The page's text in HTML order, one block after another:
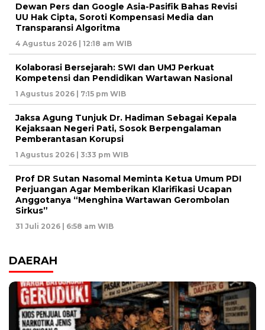
Dewan Pers dan Google Asia-Pasifik Bahas Revisi
UU Hak Cipta, Soroti Kompensasi Media dan
Transparansi Algoritma
4 Agustus 2026 | 12:18 am WIB
Kolaborasi Bersejarah: SWI dan UMJ Perkuat
Kompetensi dan Pendidikan Wartawan Nasional
1 Agustus 2026 | 7:15 pm WIB
Jaksa Agung Tunjuk Dr. Hadiman Sebagai Kepala
Kejaksaan Negeri Pati, Sosok Berpengalaman
Pemberantasan Korupsi
1 Agustus 2026 | 3:33 pm WIB
Prof DR Sutan Nasomal Meminta Ketua Umum PDI
Perjuangan Agar Memberikan Klarifikasi Ucapan
Anggotanya “Menghina Wartawan Gerombolan
Sirkus”
31 Juli 2026 | 6:58 am WIB
DAERAH